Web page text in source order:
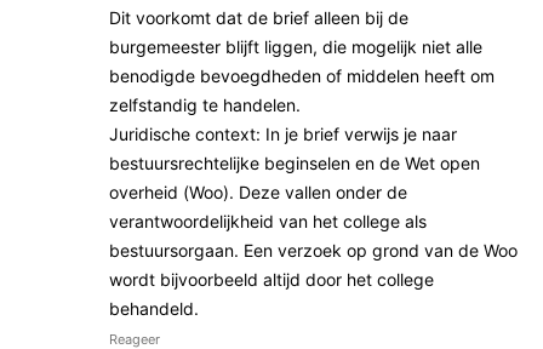
Dit voorkomt dat de brief alleen bij de
burgemeester blijft liggen, die mogelijk niet alle
benodigde bevoegdheden of middelen heeft om
zelfstandig te handelen.
Juridische context: In je brief verwijs je naar
bestuursrechtelijke beginselen en de Wet open
overheid (Woo). Deze vallen onder de
verantwoordelijkheid van het college als
bestuursorgaan. Een verzoek op grond van de Woo
wordt bijvoorbeeld altijd door het college
behandeld.
Reageer